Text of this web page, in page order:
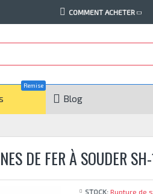
COMMENT ACHETER
Remise
Blog
DE FER À SOUDER
STOCK: Rupture de